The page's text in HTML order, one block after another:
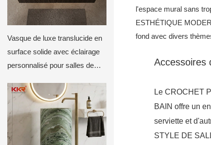
Vasque de luxe translucide en
surface solide avec éclairage
personnalisé pour salles de
l'espace mural sans
ESTHÉTIQUE
fond avec divers
Accessoires
Le CROCHET
BAIN offre un
serviette et
STYLE DE